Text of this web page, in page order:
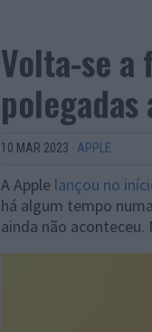
Volta-se a
10 MAR 2023 · APPLE
A Apple lançou no
há algum tempo
ainda não